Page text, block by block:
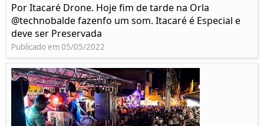
Por Itacaré Drone. Hoje fim de tarde na Orla
@technobalde fazenfo um som. Itacaré é Especial e
deve ser Preservada
Publicado em 05/05/2022